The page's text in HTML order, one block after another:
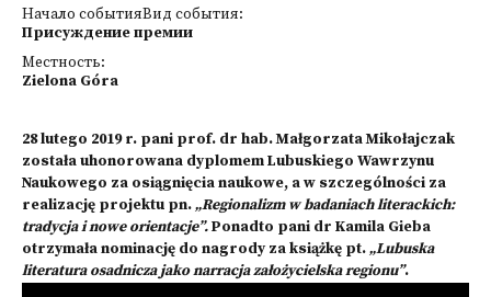
Начало событияВид события:
Присуждение премии
Местность:
Zielona Góra
28 lutego 2019 r. pani prof. dr hab. Małgorzata Mikołajczak
została uhonorowana dyplomem Lubuskiego Wawrzynu
Naukowego za osiągnięcia naukowe, a w szczególności za
realizację projektu pn.„Regionalizm w badaniach literackich:
tradycja i nowe orientacje”.Ponadto pani dr Kamila Gieba
otrzymała nominację do nagrody za książkę pt.„Lubuska
literatura osadnicza jako narracja założycielska regionu”.